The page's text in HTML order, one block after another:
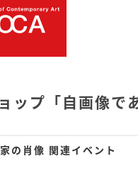
の肖像 関連イベント
ップ「自画像で